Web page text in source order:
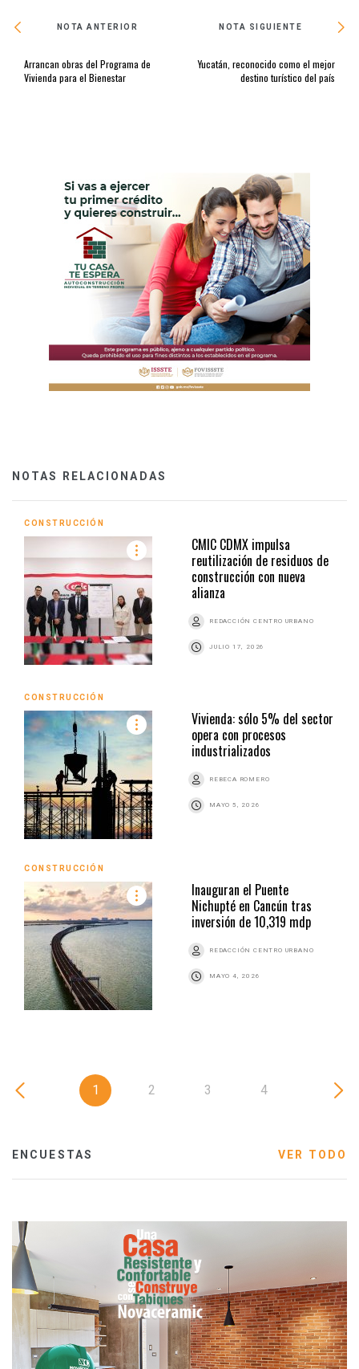
NOTA ANTERIOR
Arrancan obras del Programa de
Vivienda para el Bienestar
NOTA SIGUIENTE
Yucatán, reconocido como el mejor
destino turístico del país
NOTAS RELACIONADAS
CONSTRUCCIÓN
CMIC CDMX impulsa
reutilización de residuos de
construcción con nueva
alianza
REDACCIÓN CENTRO URBANO
JULIO 17, 2026
CONSTRUCCIÓN
Vivienda: sólo 5% del sector
opera con procesos
industrializados
REBECA ROMERO
MAYO 5, 2026
CONSTRUCCIÓN
Inauguran el Puente
Nichupté en Cancún tras
inversión de 10,319 mdp
REDACCIÓN CENTRO URBANO
MAYO 4, 2026
1 2 3 4
ENCUESTAS VER TODO